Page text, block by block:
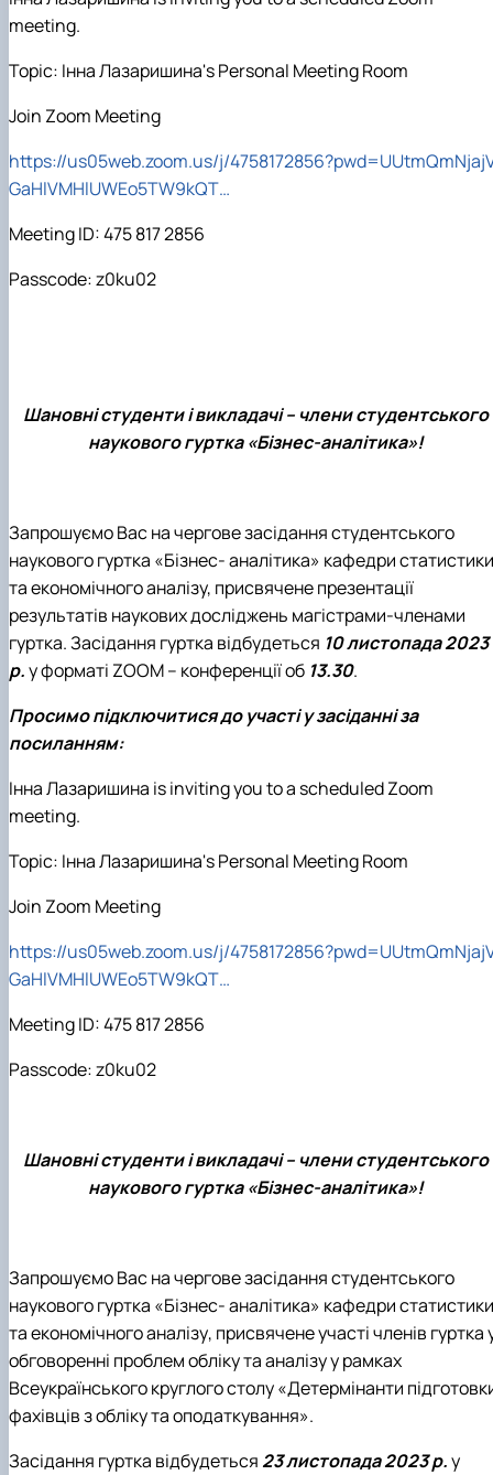
meeting.
Topic: Інна Лазаришина's Personal Meeting Room
Join Zoom Meeting
https://us05web.zoom.us/j/
GaHlVMHlUWEo5TW9kQT…
Meeting ID: 475 817 2856
Passcode: z0ku02
Шановні студенти і викладачі– члени студентського
наукового гуртка«Бізнес-аналітика»!
Запрошуємо Вас на чергове засідання студентського
наукового гуртка «Бізнес- аналітика» кафедри статистики
та економічного аналізу, присвяченепрезентації
результатів наукових досліджень магістрами-членами
гуртка. Засідання гуртка відбудеться 10 листопада 2023
р.у форматі ZOOM – конференції об 13.30.
Просимо підключитися до участі у засіданні за
посиланням:
Інна Лазаришина is inviting you to a scheduled Zoom
meeting.
Topic: Інна Лазаришина's Personal Meeting Room
Join Zoom Meeting
https://us05web.zoom.us/j/
GaHlVMHlUWEo5TW9kQT…
Meeting ID: 475 817 2856
Passcode: z0ku02
Шановні студенти і викладачі– члени студентського
наукового гуртка«Бізнес-аналітика»!
Запрошуємо Вас на чергове засідання студентського
наукового гуртка «Бізнес-аналітика» кафедри статистики
та економічного аналізу, присвячене участі членів гуртка
обговоренні проблем обліку та аналізу у рамках
Всеукраїнського круглого столу«Детермінанти
фахівцівз обліку та оподаткування».
Засідання гуртка відбудеться 23 листопада 2023 р.у